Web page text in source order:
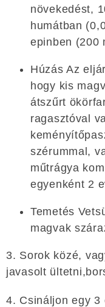
növekedést,
humátban
epinben (200
Húzás Az
hogy kis
átszűrt
ragasztóval
szérummal,
műtrágya
egyenként 2
Temetés
magvak
3. Sorok közé,
javasolt
4. Csináljon egy 3